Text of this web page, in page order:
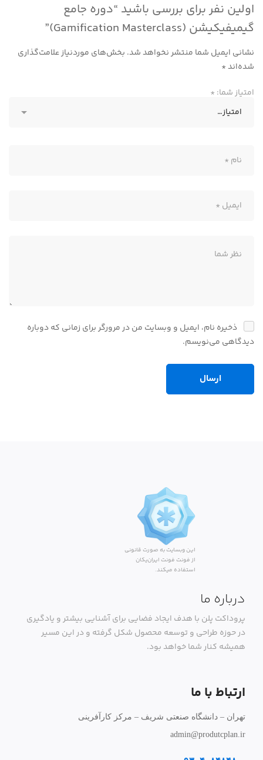
اولین نفر برای بررسی باشید “دوره جامع
گیمیفیکیشن (Gamification Masterclass)”
نشانی ایمیل شما منتشر نخواهد شد. بخش‌های موردنیاز علامت‌گذاری
شده‌اند*
امتیاز شما: *
ذخیره نام، ایمیل و وبسایت من در مرورگر برای زمانی که دوباره
دیدگاهی می‌نویسم.
درباره ما
پروداکت پلن با هدف ایجاد فضایی برای آشنایی بیشتر و یادگیری
در حوزه طراحی و توسعه محصول شکل گرفته و در این مسیر
همیشه کنار شما خواهد بود.
ارتباط با ما
تهران – دانشگاه صنعتی شریف – مرکز کارآفرینی
admin@produtcplan.ir
این وبسایت به صورت قانونی
از فونت فونت ایران‌یکان
استفاده میکند.